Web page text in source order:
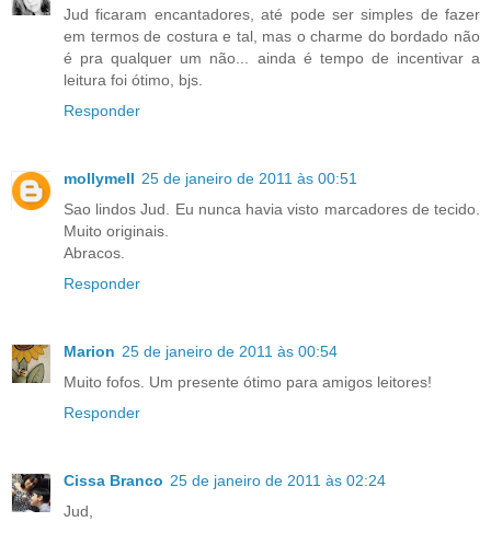
Jud ficaram encantadores, até pode ser simples de fazer
em termos de costura e tal, mas o charme do bordado não
é pra qualquer um não... ainda é tempo de incentivar a
leitura foi ótimo, bjs.
Responder
mollymell 25 de janeiro de 2011 às 00:51
Sao lindos Jud. Eu nunca havia visto marcadores de tecido.
Muito originais.
Abracos.
Responder
Marion 25 de janeiro de 2011 às 00:54
Muito fofos. Um presente ótimo para amigos leitores!
Responder
Cissa Branco 25 de janeiro de 2011 às 02:24
Jud,